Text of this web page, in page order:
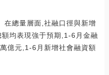
在總量層面,社融口徑與新增
均表現強于預期,1-6月金融
億元,1-6月新增社會融資額